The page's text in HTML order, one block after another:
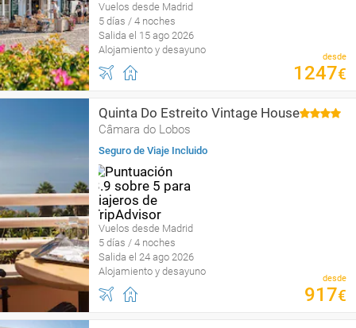
Vuelos desde Madrid
5 días / 4 noches
Salida el 15 ago 2026
Alojamiento y desayuno
desde
1247€
Quinta Do Estreito Vintage House
Câmara do Lobos
Seguro de Viaje Incluido
Vuelos desde Madrid
5 días / 4 noches
Salida el 24 ago 2026
Alojamiento y desayuno
desde
917€